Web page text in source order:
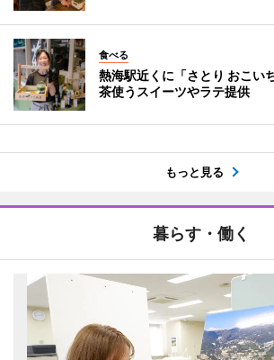
食べる
熱海駅近くに「さとり おこ
茶使うスイーツやラテ提供
もっと見る
暮らす・働く